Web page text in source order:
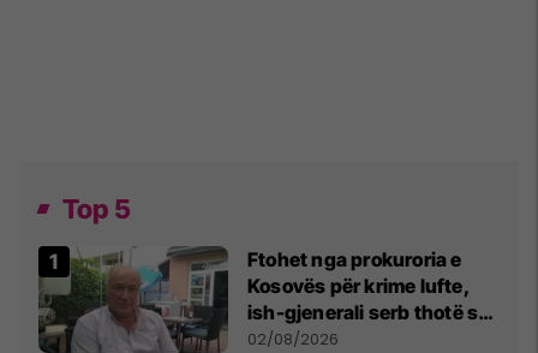
Top 5
Ftohet nga prokuroria e
Kosovës për krime lufte,
ish-gjenerali serb thotë se
dikush e tradhtoi në
02/08/2026